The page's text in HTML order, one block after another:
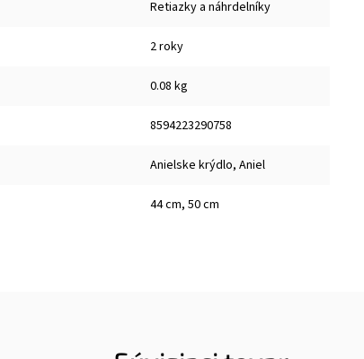
Retiazky a náhrdelníky
2 roky
0.08 kg
8594223290758
Anielske krýdlo, Aniel
44 cm, 50 cm